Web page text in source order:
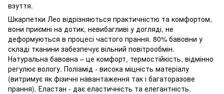
взуття.
Шкарпетки Лео відрізняються практичністю та комфортом,
вони приємні на дотик, невибагливі у догляді, не
деформуються в процесі частого прання. 80% бавовни у
складі тканини забезпечує вільний повітрообмін.
Натуральна бавовна – це комфорт, термостійкість, відмінно
регулює вологу. Поліамід - висока міцність матеріалу
(витримує як фізичні навантаження так і багаторазове
прання). Еластан - дає еластичність та елегантність.